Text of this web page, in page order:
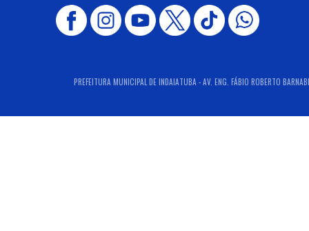
PREFEITURA MUNICIPAL DE INDAIATUBA - AV. ENG. FÁBIO ROBERTO